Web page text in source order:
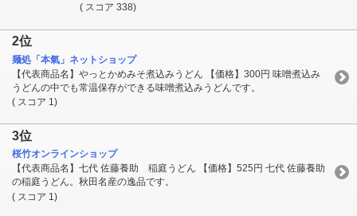
( スコア 338)
2位
麺処「本氣」ネットショップ
【代表商品名】やっとかめみそ煮込みうどん 【価格】300円 味噌煮込み
うどんの中でも常温保存ができる味噌煮込みうどんです。
( スコア 1)
3位
桜竹オンラインショップ
【代表商品名】七代 佐藤養助 稲庭うどん 【価格】525円 七代 佐藤養助
の稲庭うどん。秋田名産の逸品です。
( スコア 1)